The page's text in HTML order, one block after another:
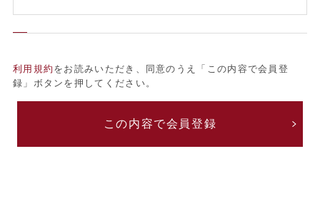
利用規約 をお読みいただき、同意のうえ「この内容で会員登
録」ボタンを押してください。